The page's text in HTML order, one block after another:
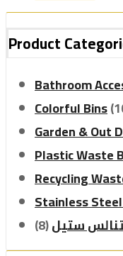
Product
Bathroom
Colorful Bins
Garden & Out
Plastic Waste
Recycling
Stainless
ستيل(8)